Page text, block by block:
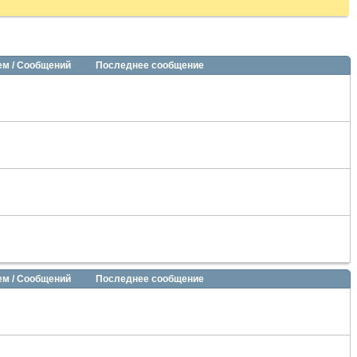
/ Сообщений Последнее сообщение
/ Сообщений Последнее сообщение